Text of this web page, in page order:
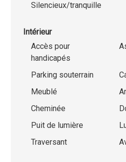
Silencieux/tranquille
Intérieur
Accès pour
handicapés
Parking souterrain
Meublé
Cheminée
Puit de lumière
Traversant